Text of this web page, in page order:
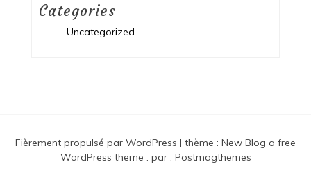
Categories
Uncategorized
Fièrement propulsé par WordPress | thème : New Blog a free
WordPress theme : par : Postmagthemes